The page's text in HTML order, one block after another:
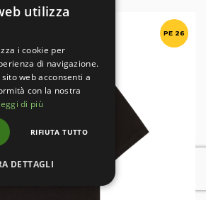
PE 26
utilizza
i cookie per
di navigazione.
web acconsenti a
con la nostra
di più
RIFIUTA TUTTO
DETTAGLI